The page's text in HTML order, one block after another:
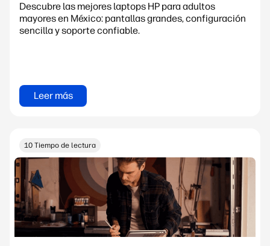
Descubre las mejores laptops HP para adultos
mayores en México: pantallas grandes, configuración
sencilla y soporte confiable.
Leer más
10 Tiempo de lectura